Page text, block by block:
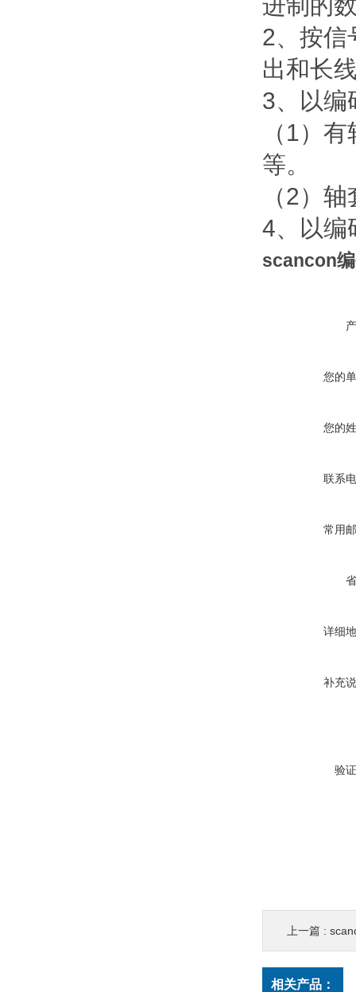
2、按信
出和长
3、以编
（1）
等。
（2）
4、以编
scancon
您的
您的
联系
常用
详细
补充
验
上一篇 :
相关产品：